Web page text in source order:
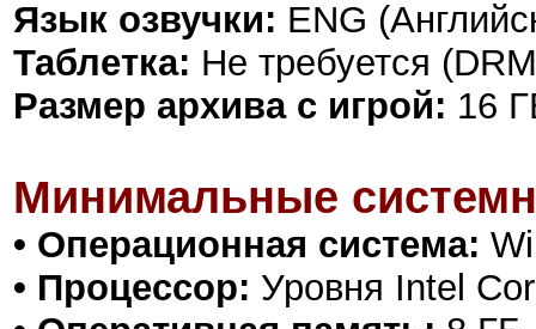
Язык озвучки: ENG
Таблетка: Не требуется
Размер архива с игрой: 16
Минимальные
• Операционная система:
• Процессор: Уровня Intel